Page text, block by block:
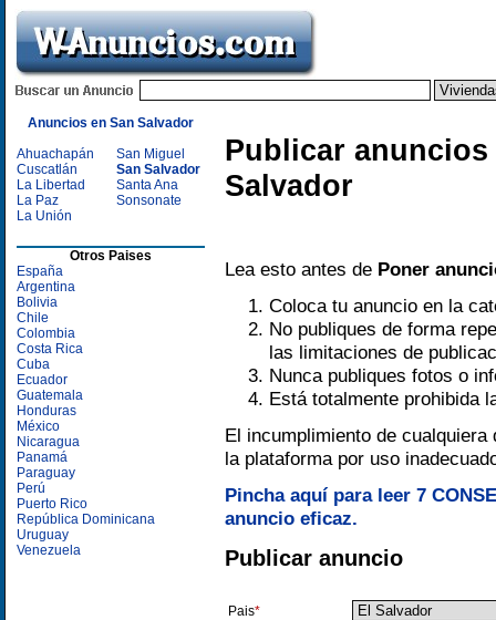
Anuncios en San Salvador
Ahuachapán
Cuscatlán
La Libertad
La Paz
La Unión
San Miguel
San Salvador
Santa Ana
Sonsonate
Otros Paises
España
Argentina
Bolivia
Chile
Colombia
Costa Rica
Cuba
Ecuador
Guatemala
Honduras
México
Nicaragua
Panamá
Paraguay
Perú
Puerto Rico
República Dominicana
Uruguay
Venezuela
Publicar
Salvador
Lea esto antes de Poner
Coloca tu anuncio en la
No publiques de forma
las limitaciones de
Nunca publiques fotos o
Está totalmente prohibida
El incumplimiento de
la plataforma por uso
Pincha aquí para leer 7
anuncio eficaz.
Publicar anuncio
Pais*